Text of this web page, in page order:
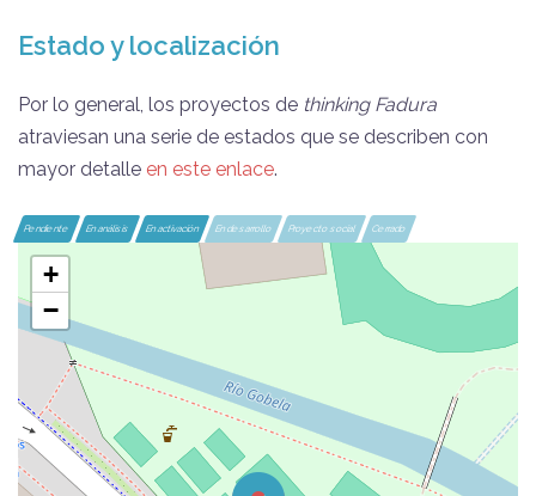
Estado y localización
Por lo general, los proyectos de thinking Fadura
atraviesan una serie de estados que se describen con
mayor detalle en este enlace.
Pendiente En análisis En activación En desarrollo Proyecto social Cerrado
+
−